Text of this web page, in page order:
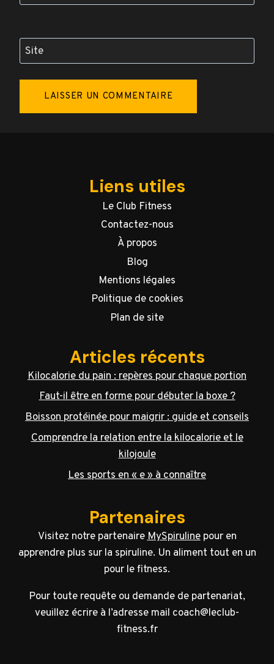
Site
Liens utiles
Le Club Fitness
Contactez-nous
À propos
Blog
Mentions légales
Politique de cookies
Plan de site
Articles récents
Kilocalorie du pain : repères pour chaque portion
Faut-il être en forme pour débuter la boxe ?
Boisson protéinée pour maigrir : guide et conseils
Comprendre la relation entre la kilocalorie et le
kilojoule
Les sports en « e » à connaître
Partenaires
Visitez notre partenaireMySpirulinepour en
apprendre plus sur la spiruline. Un aliment tout en un
pour le fitness.
Pour toute requête ou demande de partenariat,
veuillez écrire à l’adresse mail coach@leclub-
fitness.fr